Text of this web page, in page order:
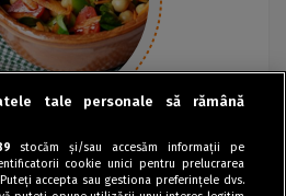
tale personale să rămână
stocăm și/sau accesăm informații pe
cookie unici pentru prelucrarea
accepta sau gestiona preferințele dvs.